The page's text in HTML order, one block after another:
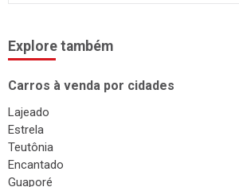
Explore também
Carros à venda por cidades
Lajeado
Estrela
Teutônia
Encantado
Guaporé